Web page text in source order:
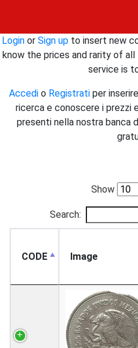
Login or Sign up to insert new
know the prices and rarity of
service is
Accedi o Registrati per
ricerca e conoscere i prezzi
presenti nella nostra banca
Show
Search:
CODE Image